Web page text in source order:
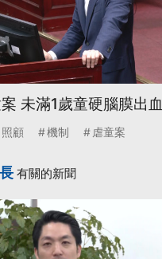
未滿1歲童硬腦膜出血
照顧 機制 虐童案
有關的新聞